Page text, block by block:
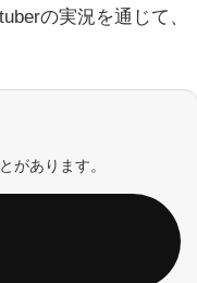
の実況を通じて、
があります。